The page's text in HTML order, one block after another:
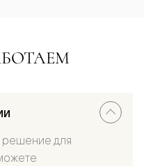
решение для